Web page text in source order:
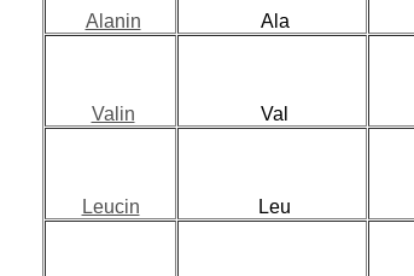
Alanin Ala
Valin Val
Leucin Leu